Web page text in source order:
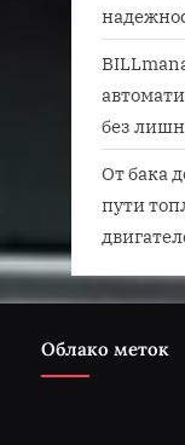
без
От бака
пути
Облако меток